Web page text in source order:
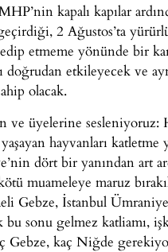
kapalı kapılar
2 Ağustos’ta
etmeme yönünde bir
doğrudan etkileyecek ve
olacak.
ve üyelerine
hayvanları
dört bir yanından art
muameleye maruz
Gebze, İstanbul
bu sonu gelmez katliamı,
Gebze, kaç Niğde